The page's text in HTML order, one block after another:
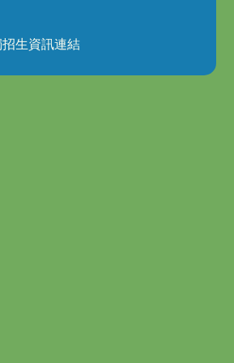
生資訊連結